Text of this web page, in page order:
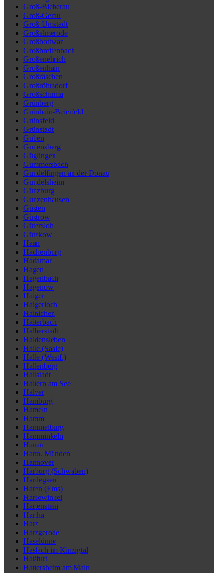
Groß-Bieberau
Groß-Gerau
Groß-Umstadt
Großalmerode
Großbottwar
Großbreitenbach
Großenehrich
Großenhain
Großräschen
Großröhrsdorf
Großschirma
Grünberg
Grünhain-Beierfeld
Grünsfeld
Grünstadt
Guben
Gudensberg
Güglingen
Gummersbach
Gundelfingen an der Donau
Gundelsheim
Günzburg
Gunzenhausen
Güsten
Güstrow
Gütersloh
Gützkow
Haan
Hachenburg
Hadamar
Hagen
Hagenbach
Hagenow
Haiger
Haigerloch
Hainichen
Haiterbach
Halberstadt
Haldensleben
Halle (Saale)
Halle (Westf.)
Hallenberg
Hallstadt
Haltern am See
Halver
Hamburg
Hameln
Hamm
Hammelburg
Hamminkeln
Hanau
Hann. Münden
Hannover
Harburg (Schwaben)
Hardegsen
Haren (Ems)
Harsewinkel
Hartenstein
Hartha
Harz
Harzgerode
Haselünne
Haslach im Kinzigtal
Haßfurt
Hattersheim am Main